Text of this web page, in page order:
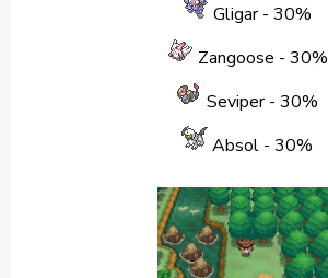
Gligar- 30%
Zangoose - 30%
Seviper - 30%
Absol - 30%